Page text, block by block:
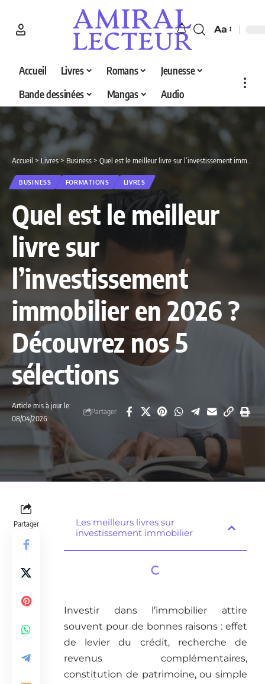
Aa
Accueil Livres Romans
Jeunesse
Bande dessinées
Mangas Audio
Accueil > Livres> Business> Quel est le meilleur livre sur l’investissement immobilier en 2026 ? Découvrez nos 5 sélections
BUSINESS FORMATIONS LIVRES
Quel est le meilleur
livre sur
l’investissement
immobilier en 2026 ?
Découvrez nos 5
sélections
Article mis à jour le:
08/04/2026
Partager
Partager
Les meilleurs livres sur
investissement immobilier
Investir dans l’immobilier attire
souvent pour de bonnes raisons : effet
de levier du crédit, recherche de
revenus complémentaires,
constitution de patrimoine, ou simple